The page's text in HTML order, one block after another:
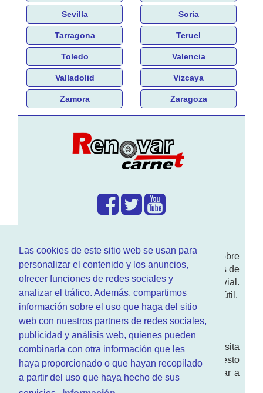
Las cookies de este sitio web se usan para
personalizar el contenido y los anuncios,
ofrecer funciones de redes sociales y
analizar el tráfico. Además, compartimos
información sobre el uso que haga del sitio
web con nuestros partners de redes sociales,
publicidad y análisis web, quienes pueden
combinarla con otra información que les
haya proporcionado o que hayan recopilado
a partir del uso que haya hecho de sus
Sevilla Soria
Tarragona Teruel
Toledo Valencia
Valladolid Vizcaya
Zamora Zaragoza
Enwww.RenovarCarnet.comTe contamos sobre
larenovación del permisode conducir, noticias de
actualidad motor y sobre todo seguridad vial.
Ademas tenemos todo tipo de información DGT útil.
¿Quienes somos?
Quieres saber quien mantiene la pagina, visita
nuestrasección de contacto. Aquí tienes nuesto
aviso legal
. Basicamente no queremos engañar a
nadie.